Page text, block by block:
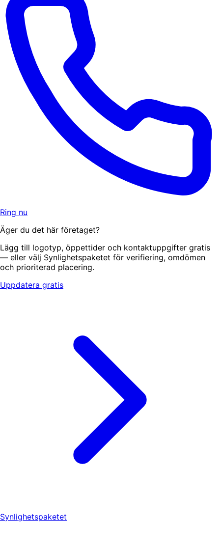
Ring nu
Äger du det här företaget?
Lägg till logotyp, öppettider och kontaktuppgifter gratis
— eller välj Synlighetspaketet för verifiering, omdömen
och prioriterad placering.
Uppdatera gratis
Synlighetspaketet